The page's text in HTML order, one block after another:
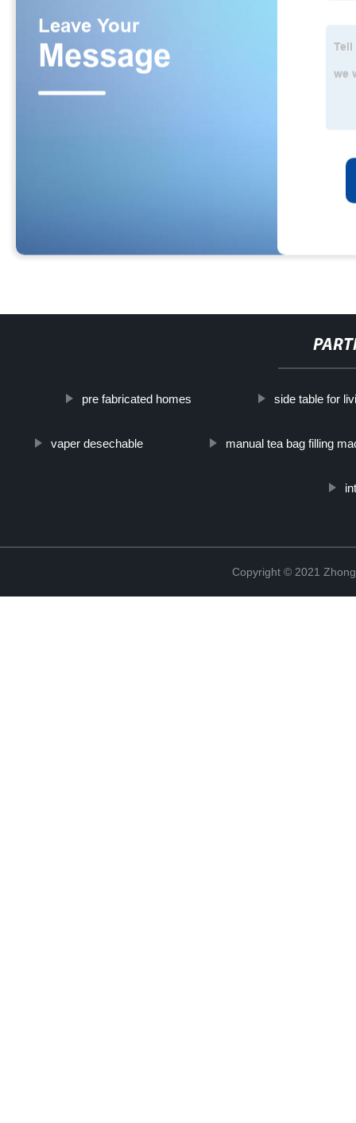
pre fabricated homes side table for
vaper desechable manual tea bag filling
Copyright © 2021